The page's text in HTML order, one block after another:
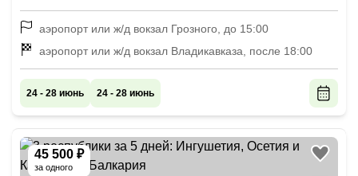
аэропорт или ж/д вокзал Грозного, до 15:00
аэропорт или ж/д вокзал Владикавказа, после 18:00
24 - 28 июнь 24 - 28 июнь
45 500 ₽
за одного